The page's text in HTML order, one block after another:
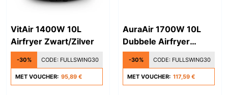
VitAir 1400W 10L
Airfryer Zwart/Zilver
-30% CODE: FULLSWING30
MET VOUCHER: 95,89 €
AuraAir 1700W 10L
Dubbele Airfryer
Zwart/Goud
-30% CODE: FULLSWING30
MET VOUCHER: 117,59 €